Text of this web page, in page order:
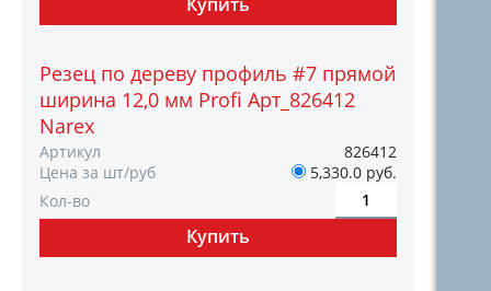
Резец по дереву профиль #7 прямой
ширина 12,0 мм Profi Арт_826412
Narex
Артикул
826412
Цена за шт/руб
5,330.0 руб.
Кол-во